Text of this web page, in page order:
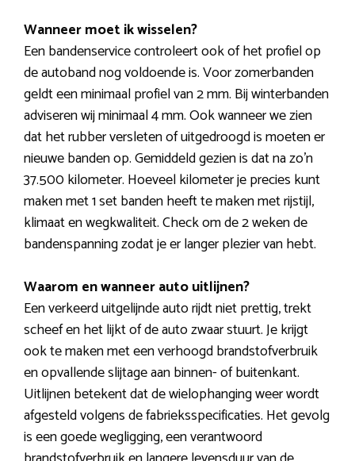
Wanneer moet ik wisselen?
Een bandenservice controleert ook of het profiel op
de autoband nog voldoende is. Voor zomerbanden
geldt een minimaal profiel van 2 mm. Bij winterbanden
adviseren wij minimaal 4 mm. Ook wanneer we zien
dat het rubber versleten of uitgedroogd is moeten er
nieuwe banden op. Gemiddeld gezien is dat na zo’n
37.500 kilometer. Hoeveel kilometer je precies kunt
maken met 1 set banden heeft te maken met rijstijl,
klimaat en wegkwaliteit. Check om de 2 weken de
bandenspanning zodat je er langer plezier van hebt.
Waarom en wanneer auto uitlijnen?
Een verkeerd uitgelijnde auto rijdt niet prettig, trekt
scheef en het lijkt of de auto zwaar stuurt. Je krijgt
ook te maken met een verhoogd brandstofverbruik
en opvallende slijtage aan binnen- of buitenkant.
Uitlijnen betekent dat de wielophanging weer wordt
afgesteld volgens de fabrieksspecificaties. Het gevolg
is een goede wegligging, een verantwoord